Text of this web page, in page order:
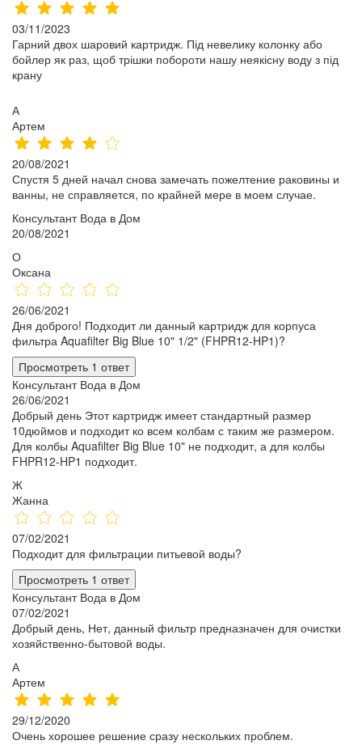
03/11/2023
Гарний двох шаровий картридж. Під невелику колонку або
бойлер як раз, щоб трішки побороти нашу неякісну воду з під
крану
А
Артем
20/08/2021
Спустя 5 дней начал снова замечать пожелтение раковины и
ванны, не справляется, по крайней мере в моем случае.
Консультант Вода в Дом
20/08/2021
О
Оксана
26/06/2021
Дня доброго! Подходит ли данный картридж для корпуса
фильтра Aquafilter Big Blue 10" 1/2" (FHPR12-HP1)?
Просмотреть 1 ответ
Консультант Вода в Дом
26/06/2021
Добрый день Этот картридж имеет стандартный размер
10дюймов и подходит ко всем колбам с таким же размером.
Для колбы Aquafilter Big Blue 10" не подходит, а для колбы
FHPR12-HP1 подходит.
Ж
Жанна
07/02/2021
Подходит для фильтрации питьевой воды?
Просмотреть 1 ответ
Консультант Вода в Дом
07/02/2021
Добрый день, Нет, данный фильтр предназначен для очистки
хозяйственно-бытовой воды.
А
Артем
29/12/2020
Очень хорошее решение сразу нескольких проблем.